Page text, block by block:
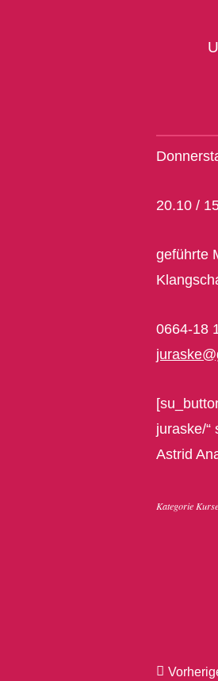
20.10 /
geführte
0664-18
juraske/“
Astrid
Kategorie